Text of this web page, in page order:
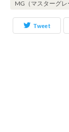
MG（マスターグレ
Tweet